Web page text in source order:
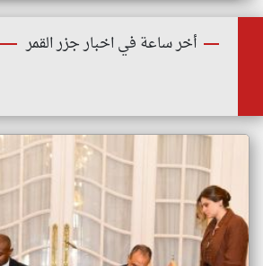
أخر ساعة في اخبار جزر القمر